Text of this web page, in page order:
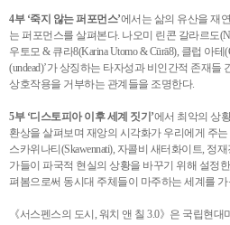
4부 ‘죽지 않는 퍼포먼스’에서는 삶의 유산을 재
는 퍼포먼스를 살펴본다. 나오미 린콘 갈라르도
우토모 & 큐라8(Karina Utomo & Cūrā8), 클럽 아
(undead)’가 상징하는 타자성과 비인간적 존재들
상호작용을 거부하는 관계들을 조명한다.
5부 ‘디스토피아 이후 세계 짓기’에서 최악의 상
환상을 살펴보며 재앙의 시각화가 우리에게 주
스카위나티(Skawennati), 자콜비 새터화이트, 정
가들이 파국적 현실의 상황을 바꾸기 위해 설정
펴봄으로써 동시대 주체들이 마주하는 세계를
《서스펜스의 도시, 워치 앤 칠 3.0》은 국립현